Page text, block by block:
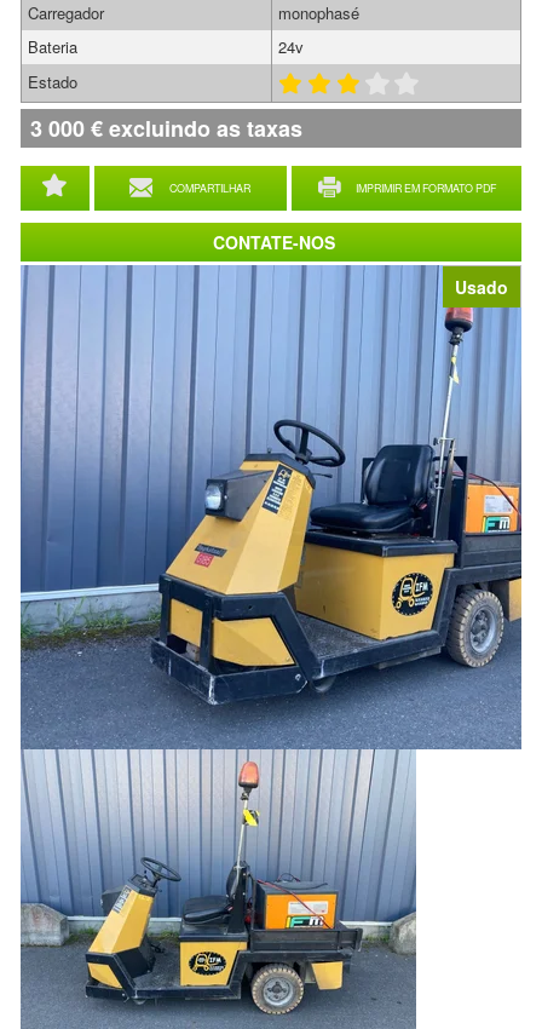
Usado
COMPARTILHAR IMPRIMIR EM FORMATO PDF
Carregador
monophasé
Bateria
24v
Estado
3 000€excluindo as taxas
CONTATE-NOS